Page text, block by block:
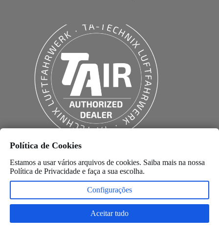
Política de Cookies
Estamos a usar vários arquivos de cookies. Saiba mais na nossa
Política de Privacidade e faça a sua escolha.
Configurações
Aceitar tudo